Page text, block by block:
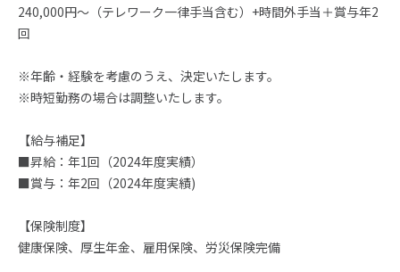
240,000円～（テレワーク一律手当含む）+時間外手当＋賞与年2
回
※年齢・経験を考慮のうえ、決定いたします。
※時短勤務の場合は調整いたします。
【給与補足】
■昇給：年1回（2024年度実績）
■賞与：年2回（2024年度実績)
【保険制度】
健康保険、厚生年金、雇用保険、労災保険完備